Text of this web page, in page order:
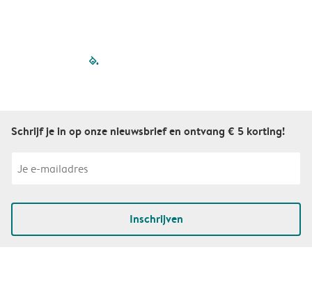
filled-pagination
Schrijf je in op onze nieuwsbrief en ontvang € 5 korting!
Inschrijven